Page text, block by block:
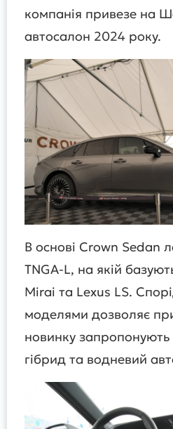
компанія привезе на
автосалон 2024 року.
В основі Crown Sedan
TNGA-L, на якій
Mirai та Lexus LS.
моделями дозволяє
новинку
гібрид та водневий